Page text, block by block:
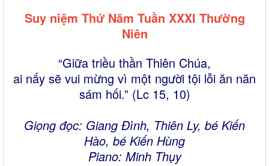
Suy niệm Thứ Năm Tuần XXXI Thường
Niên
“Giữa triều thần Thiên Chúa,
ai nấy sẽ vui mừng vì một người tội lỗi ăn năn
sám hối.” (Lc 15, 10)
Giọng đọc: Giang Đình, Thiên Ly, bé Kiến
Hào, bé Kiến Hùng
Piano: Minh Thụy